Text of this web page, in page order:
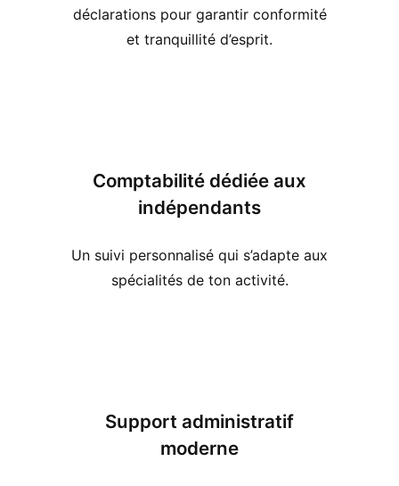
déclarations pour garantir conformité
et tranquillité d’esprit.
Comptabilité dédiée aux
indépendants
Un suivi personnalisé qui s’adapte aux
spécialités de ton activité.
Support administratif
moderne